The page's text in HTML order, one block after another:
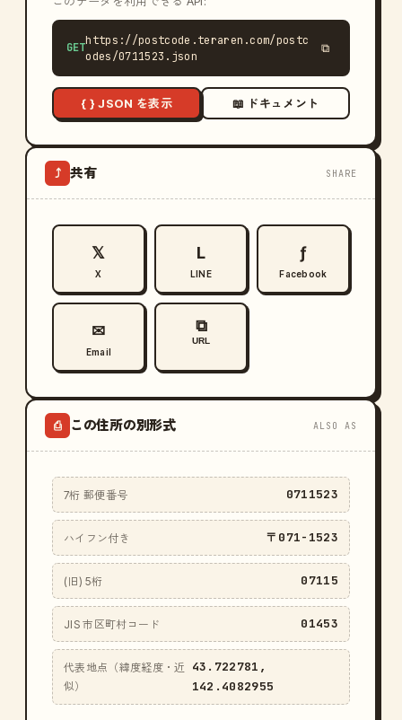
GET
https://postcode.teraren.com/postc
odes/0711523.json
⧉
{ } JSON を表示 📖 ドキュメント
⤴ 共有 SHARE
𝕏
X
L
LINE
ƒ
Facebook
✉
Email
⧉
URL
⎙ この住所の別形式 ALSO AS
7桁 郵便番号 0711523
ハイフン付き 〒071-1523
(旧) 5桁 07115
JIS 市区町村コード 01453
代表地点（緯度経度・近
似）
43.722781,
142.4082955